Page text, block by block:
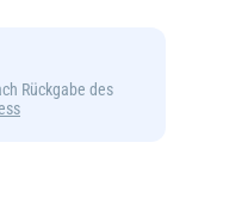
Rückgabe des